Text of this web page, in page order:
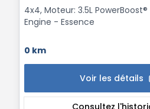
4x4, Moteur: 3.5L PowerBoost®
Engine - Essence
0 km
Voir les détails